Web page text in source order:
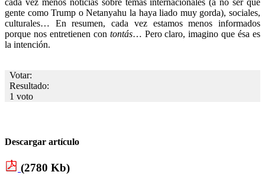
gente como Trump o Netanyahu la haya liado muy gorda), sociales,
culturales… En resumen, cada vez estamos menos informados
porque nos entretienen con tontás… Pero claro, imagino que ésa es
la intención.
Votar:
Resultado:
1 voto
Descargar artículo
(2780 Kb)